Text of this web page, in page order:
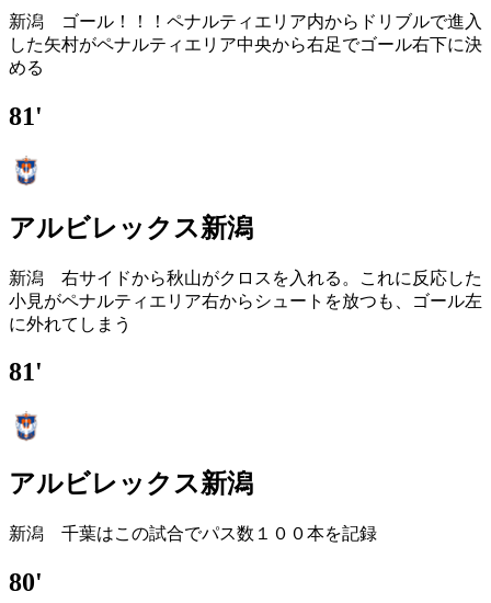
新潟 ゴール！！！ペナルティエリア内からドリブルで進入
した矢村がペナルティエリア中央から右足でゴール右下に決
める
81'
アルビレックス新潟
新潟 右サイドから秋山がクロスを入れる。これに反応した
小見がペナルティエリア右からシュートを放つも、ゴール左
に外れてしまう
81'
アルビレックス新潟
新潟 千葉はこの試合でパス数１００本を記録
80'